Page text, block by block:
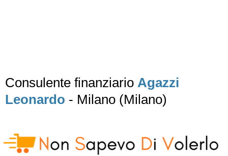
Consulente finanziario Agazzi
Leonardo - Milano (Milano)